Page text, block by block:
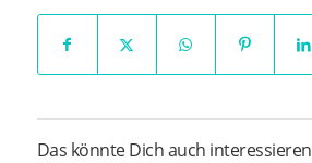
Das könnte Dich auch interessieren